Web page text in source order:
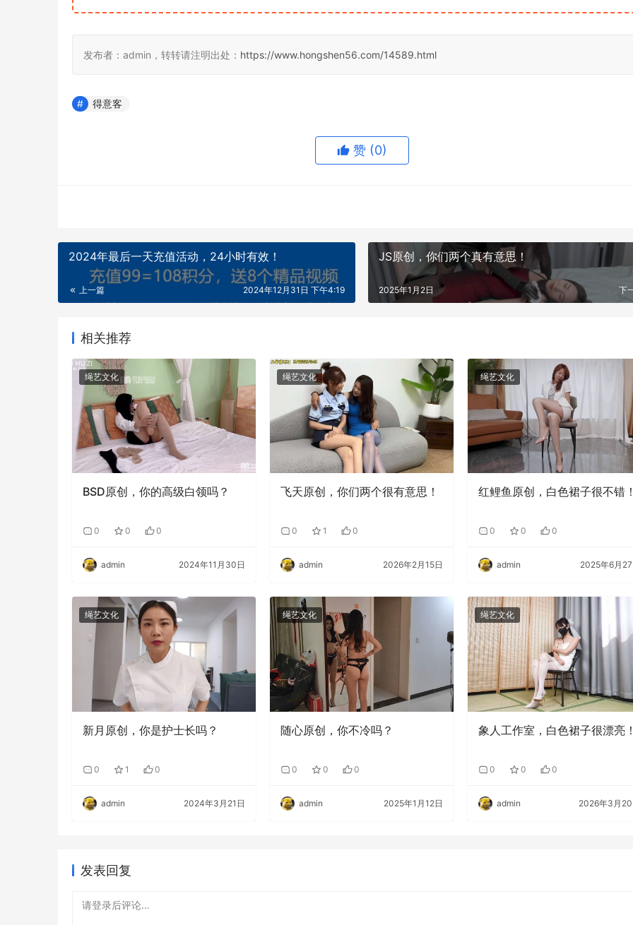
发布者：admin，转转请注明出处： https://www.hongshen56.com/14589.html
得意客
赞 (0)
2024年最后一天充值活动，24小时有效！
上一篇 2024年12月31日 下午4:19
JS原创，你们两个真有意思！
下
2025年1月2日
相关推荐
绳艺文化
BSD原创，你的高级白领吗？
0 0 0
admin 2024年11月30日
绳艺文化
飞天原创，你们两个很有意思！
0 1 0
admin 2026年2月15日
绳艺文化
红鲤鱼原创，白色裙子很不错
0 0 0
admin 2025年6月
绳艺文化
新月原创，你是护士长吗？
0 1 0
admin 2024年3月21日
绳艺文化
随心原创，你不冷吗？
0 0 0
admin 2025年1月12日
绳艺文化
象人工作室，白色裙子很漂亮
0 0 0
admin 2026年3月
发表回复
请登录后评论...